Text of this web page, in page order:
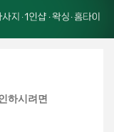
하시려면